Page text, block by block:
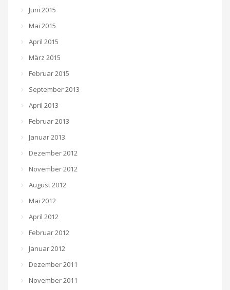
Juni 2015
Mai 2015
April 2015
März 2015
Februar 2015
September 2013
April 2013
Februar 2013
Januar 2013
Dezember 2012
November 2012
August 2012
Mai 2012
April 2012
Februar 2012
Januar 2012
Dezember 2011
November 2011